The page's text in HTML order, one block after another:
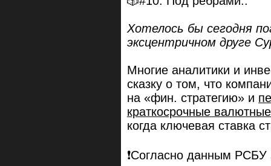
Хотелось бы сегодня
эксцентричном друге
Многие аналитики и
сказку о том, что
на «фин. стратегию» и
краткосрочные
когда ключевая ставка
❗Согласно данным